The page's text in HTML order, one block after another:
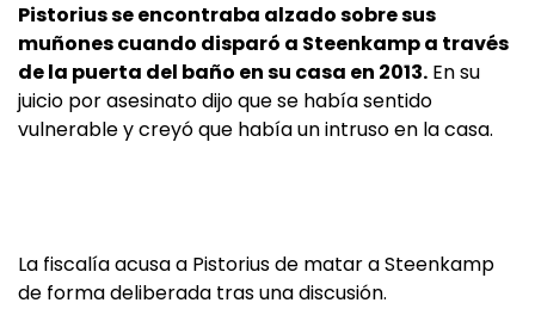
Pistorius se encontraba alzado sobre sus
muñones cuando disparó a Steenkamp a través
de la puerta del baño en su casa en 2013. En su
juicio por asesinato dijo que se había sentido
vulnerable y creyó que había un intruso en la casa.
La fiscalía acusa a Pistorius de matar a Steenkamp
de forma deliberada tras una discusión.